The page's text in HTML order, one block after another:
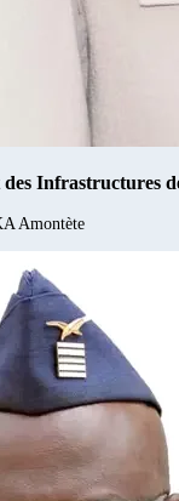
Infrastructures
Amontète